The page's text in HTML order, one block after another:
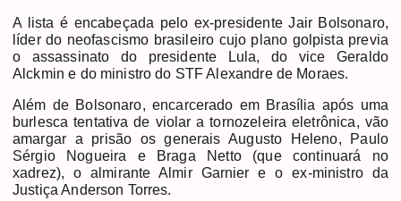
A lista é encabeçada pelo ex-presidente Jair Bolsonaro,
líder do neofascismo brasileiro cujo plano golpista previa
o assassinato do presidente Lula, do vice Geraldo
Alckmin e do ministro do STF Alexandre de Moraes.
Além de Bolsonaro, encarcerado em Brasília após uma
burlesca tentativa de violar a tornozeleira eletrônica, vão
amargar a prisão os generais Augusto Heleno, Paulo
Sérgio Nogueira e Braga Netto (que continuará no
xadrez), o almirante Almir Garnier e o ex-ministro da
Justiça Anderson Torres.